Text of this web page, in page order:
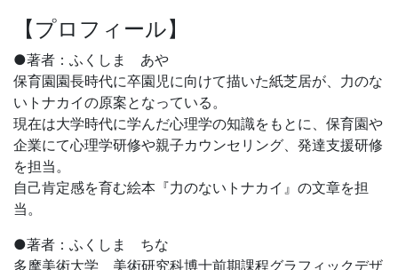
【プロフィール】
●著者：ふくしま あや
保育園園長時代に卒園児に向けて描いた紙芝居が、力のな
いトナカイの原案となっている。
現在は大学時代に学んだ心理学の知識をもとに、保育園や
企業にて心理学研修や親子カウンセリング、発達支援研修
を担当。
自己肯定感を育む絵本『力のないトナカイ』の文章を担
当。
●著者：ふくしま ちな
多摩美術大学 美術研究科博士前期課程グラフィックデザ